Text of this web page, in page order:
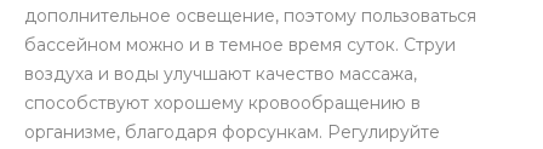
дополнительное освещение, поэтому пользоваться
бассейном можно и в темное время суток. Струи
воздуха и воды улучшают качество массажа,
способствуют хорошему кровообращению в
организме, благодаря форсункам. Регулируйте